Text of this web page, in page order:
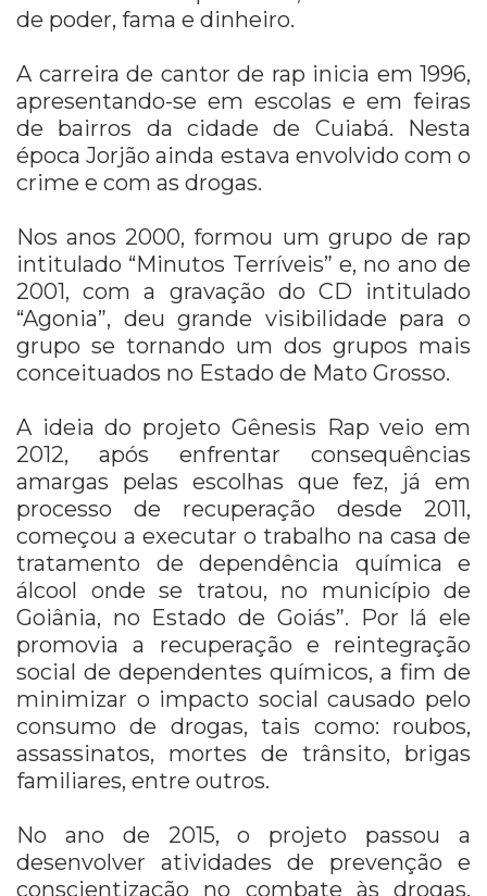
de poder, fama e dinheiro.
A carreira de cantor de rap inicia em 1996,
apresentando-se em escolas e em feiras
de bairros da cidade de Cuiabá. Nesta
época Jorjão ainda estava envolvido com o
crime e com as drogas.
Nos anos 2000, formou um grupo de rap
intitulado “Minutos Terríveis” e, no ano de
2001, com a gravação do CD intitulado
“Agonia”, deu grande visibilidade para o
grupo se tornando um dos grupos mais
conceituados no Estado de Mato Grosso.
A ideia do projeto Gênesis Rap veio em
2012, após enfrentar consequências
amargas pelas escolhas que fez, já em
processo de recuperação desde 2011,
começou a executar o trabalho na casa de
tratamento de dependência química e
álcool onde se tratou, no município de
Goiânia, no Estado de Goiás”. Por lá ele
promovia a recuperação e reintegração
social de dependentes químicos, a fim de
minimizar o impacto social causado pelo
consumo de drogas, tais como: roubos,
assassinatos, mortes de trânsito, brigas
familiares, entre outros.
No ano de 2015, o projeto passou a
desenvolver atividades de prevenção e
conscientização no combate às drogas,